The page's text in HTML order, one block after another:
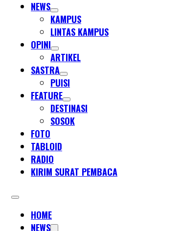
NEWS
KAMPUS
LINTAS KAMPUS
OPINI
ARTIKEL
SASTRA
PUISI
FEATURE
DESTINASI
SOSOK
FOTO
TABLOID
RADIO
KIRIM SURAT PEMBACA
HOME
NEWS